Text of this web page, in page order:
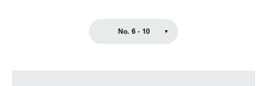
No. 6 - 10